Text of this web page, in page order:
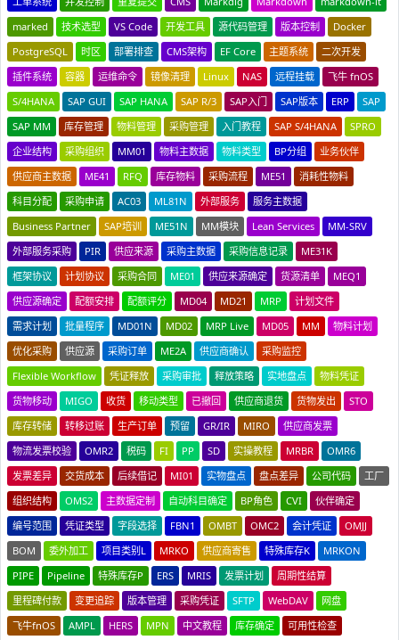
marked
技术选型 VS Code 开发工具 源代码管理 版本控制
Docker
PostgreSQL
时区 部署排查 CMS架构 EF Core 主题系统
二次开发
插件系统
容器 运维命令 镜像清理 Linux NAS 远程挂载
飞牛 fnOS
S/4HANA
SAP GUI SAP HANA SAP R/3 SAP入门 SAP版本 ERP
SAP
SAP MM
库存管理 物料管理 采购管理 入门教程 SAP S/4HANA
SPRO
企业结构
采购组织 MM01 物料主数据 物料类型 BP分组
业务伙伴
供应商主数据
ME41 RFQ 库存物料 采购流程 ME51
消耗性物料
科目分配
采购申请 AC03 ML81N 外部服务
服务主数据
Business Partner
SAP培训 ME51N MM模块 Lean Services
MM-SRV
外部服务采购
PIR 供应来源 采购主数据 采购信息记录
ME31K
框架协议
计划协议 采购合同 ME01 供应来源确定 货源清单
MEQ1
供应源确定
配额安排 配额评分 MD04 MD21 MRP
计划文件
需求计划
批量程序 MD01N MD02 MRP Live MD05 MM
物料计划
优化采购
供应源 采购订单 ME2A 供应商确认
采购监控
Flexible Workflow
凭证释放 采购审批 释放策略 实地盘点
物料凭证
货物移动
MIGO 收货 移动类型 已撤回 供应商退货 货物发出
STO
库存转储
转移过账 生产订单 预留 GR/IR MIRO
供应商发票
物流发票校验
OMR2 税码 FI PP SD 实操教程 MRBR
OMR6
发票差异
交货成本 后续借记 MI01 实物盘点 盘点差异 公司代码
工厂
组织结构
OMS2 主数据定制 自动科目确定 BP角色 CVI
伙伴确定
编号范围
凭证类型 字段选择 FBN1 OMBT OMC2 会计凭证
OMJJ
BOM
委外加工 项目类别L MRKO 供应商寄售 特殊库存K
MRKON
PIPE
Pipeline 特殊库存P ERS MRIS 发票计划
周期性结算
里程碑付款
变更追踪 版本管理 采购凭证 SFTP WebDAV
网盘
飞牛fnOS
AMPL HERS MPN 中文教程 库存确定
可用性检查